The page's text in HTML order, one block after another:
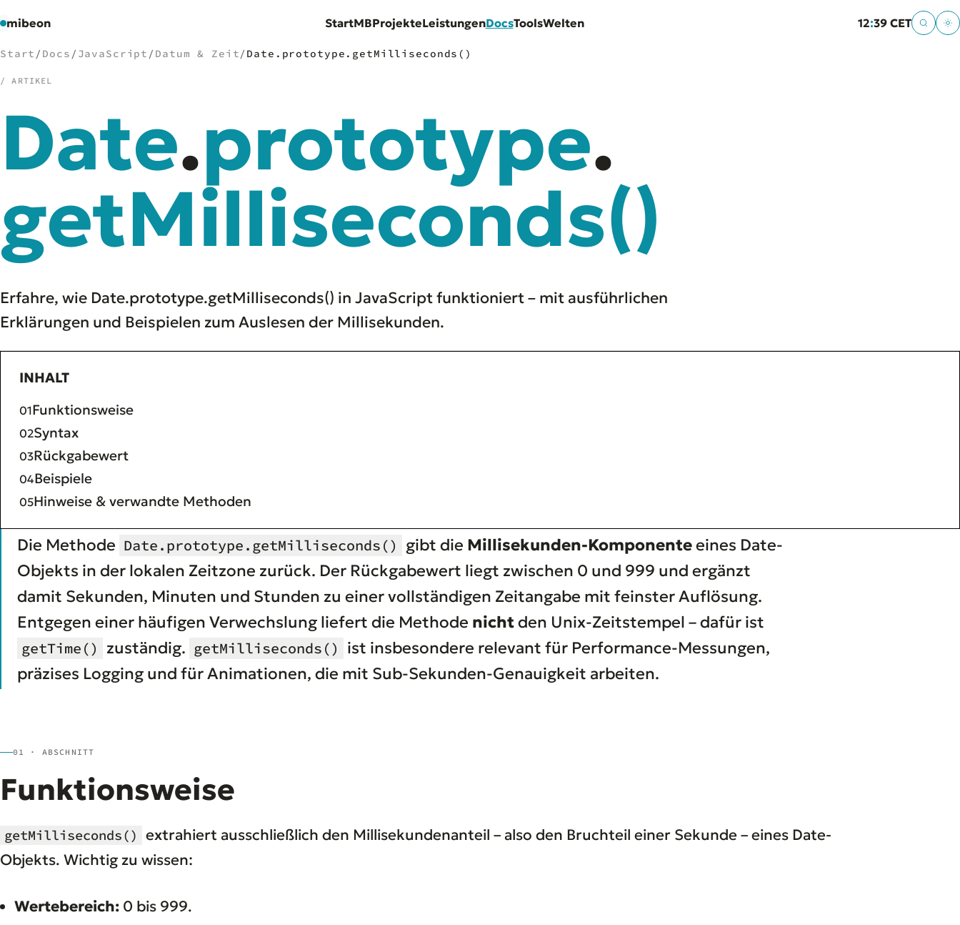
mibeon StartMBProjekteLeistungenDocsToolsWelten 12:39 CET
NAVIGATION
01Start
Projekte
04 Leistungen
05Docs
Tools
Start / Docs / JavaScript / Datum & Zeit/ Date.prototype.getMilliseconds()
/ ARTIKEL
Date.prototype.
getMilliseconds()
Erfahre, wie Date.prototype.getMilliseconds() in JavaScript funktioniert – mit ausführlichen
Erklärungen und Beispielen zum Auslesen der Millisekunden.
INHALT
Funktionsweise
Syntax
Rückgabewert
Beispiele
Hinweise & verwandte Methoden
Die Methode Date.prototype.getMilliseconds() gibt die Millisekunden-Komponenteeines Date-
Objekts in der lokalen Zeitzone zurück. Der Rückgabewert liegt zwischen 0 und 999 und ergänzt
damit Sekunden, Minuten und Stunden zu einer vollständigen Zeitangabe mit feinster Auflösung.
Entgegen einer häufigen Verwechslung liefert die Methode nichtden Unix-Zeitstempel – dafür ist
getTime() zuständig. getMilliseconds()
ist insbesondere relevant für Performance-Messungen,
präzises Logging und für Animationen, die mit Sub-Sekunden-Genauigkeit arbeiten.
01 · ABSCHNITT
Funktionsweise
getMilliseconds()
extrahiert ausschließlich den Millisekundenanteil – also den Bruchteil einer Sekunde – eines Date-
Objekts. Wichtig zu wissen:
Wertebereich: 0 bis 999.